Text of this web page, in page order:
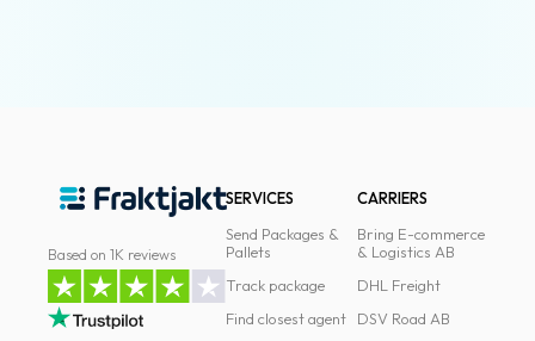
Based on 1K reviews
SERVICES
Send Packages &
Pallets
Track package
Find closest agent
CARRIERS
Bring E-commerce
& Logistics AB
DHL Freight
DSV Road AB